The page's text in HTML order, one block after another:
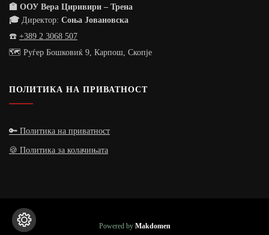
🏫 ООУ Вера Циривири – Трена
🎓 Директор: Соња Јовановска
☎️ +389 2 3068 507
🗺️ Руѓер Бошковиќ 9, Карпош, Скопје
ПОЛИТИКА НА ПРИВАТНОСТ
🔑 Политика на приватност
🍪 Политика за колачињата
Powered by Makdomen